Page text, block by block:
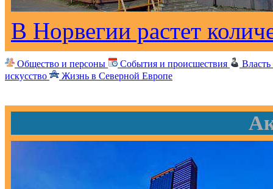
В Норвегии растет
Общество и персоны События и происшествия
искусство
Жизнь в Северной Европе